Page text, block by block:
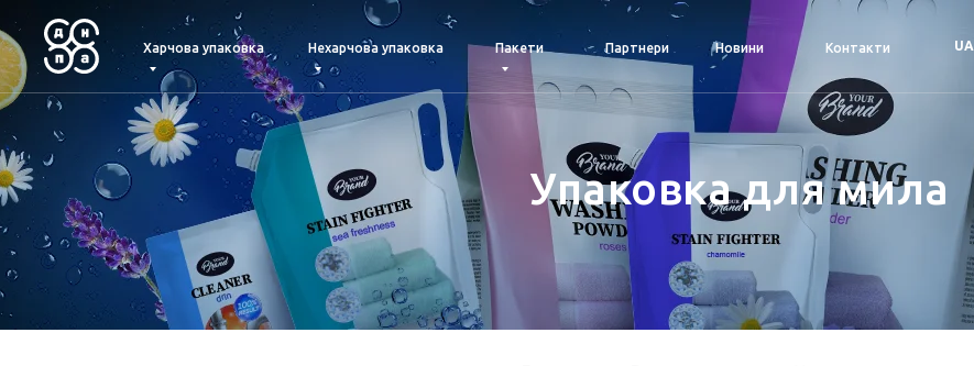
Харчова упаковка Партнери Новини Контакти UA
Нехарчова упаковка Пакети
Упаковка для мила